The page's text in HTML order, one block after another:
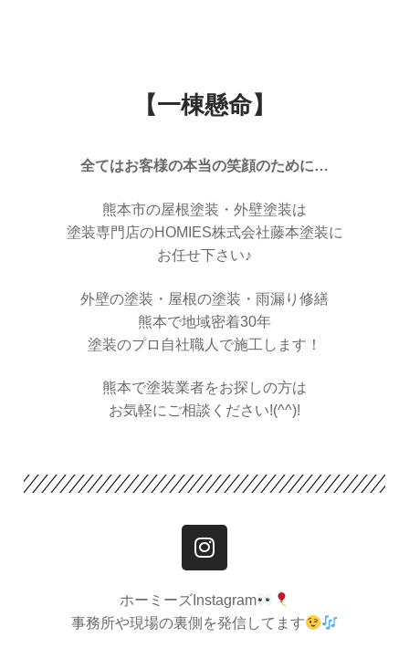
【一棟懸命】
全てはお客様の本当の笑顔のために…
熊本市の屋根塗装・外壁塗装は
塗装専門店のHOMIES株式会社藤本塗装に
お任せ下さい♪
外壁の塗装・屋根の塗装・雨漏り修繕
熊本で地域密着30年
塗装のプロ自社職人で施工します！
熊本で塗装業者をお探しの方は
お気軽にご相談ください!(^^)!
ホーミーズInstagram
事務所や現場の裏側を発信してます